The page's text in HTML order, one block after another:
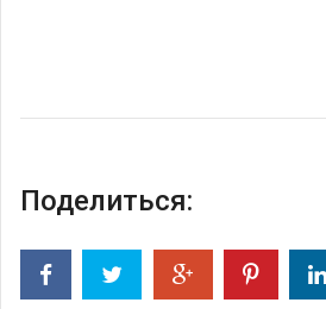
Поделиться: